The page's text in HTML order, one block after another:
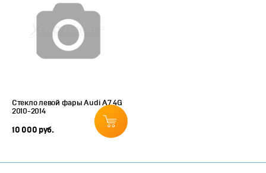
Стекло левой фары Audi A7 4G
2010-2014
10 000 руб.